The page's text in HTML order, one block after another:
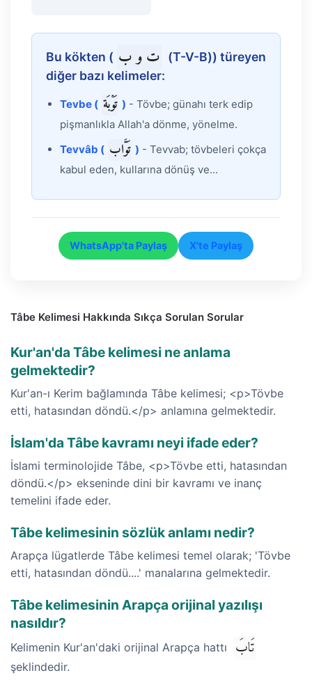
Bu kökten ( ت و ب
(T-V-B)) türeyen
diğer bazı kelimeler:
Tevbe ( تَوْبَة ) - Tövbe; günahı terk edip
pişmanlıkla Allah'a dönme, yönelme.
Tevvâb ( تَوَّاب ) - Tevvab; tövbeleri çokça
kabul eden, kullarına dönüş ve...
WhatsApp'ta Paylaş X'te Paylaş
Tâbe Kelimesi Hakkında Sıkça Sorulan Sorular
Kur'an'da Tâbe kelimesi ne anlama
gelmektedir?
Kur'an-ı Kerim bağlamında Tâbe kelimesi; <p>Tövbe
etti, hatasından döndü.</p> anlamına gelmektedir.
İslam'da Tâbe kavramı neyi ifade eder?
İslami terminolojide Tâbe, <p>Tövbe etti, hatasından
döndü.</p> ekseninde dini bir kavramı ve inanç
temelini ifade eder.
Tâbe kelimesinin sözlük anlamı nedir?
Arapça lügatlerde Tâbe kelimesi temel olarak; 'Tövbe
etti, hatasından döndü....' manalarına gelmektedir.
Tâbe kelimesinin Arapça orijinal yazılışı
nasıldır?
Kelimenin Kur'an'daki orijinal Arapça hattı تَابَ
şeklindedir.